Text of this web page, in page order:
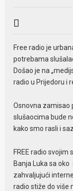
Free radio je
potrebama
Došao je na
radio u Prijedoru i
Osnovna zamisao
slušaocima bude
kako smo rasli i
FREE radio
Banja Luka sa
zahvaljujući
radio stiže do više